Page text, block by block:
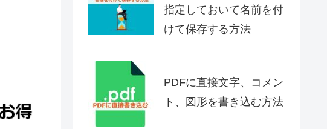
指定しておいて名前を付
けて保存する方法
PDFに直接文字、コメン
ト、図形を書き込む方法